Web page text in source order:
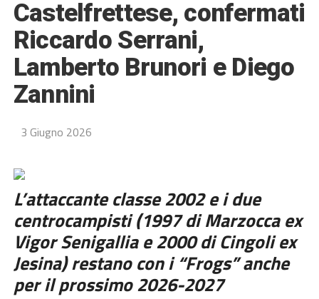
Castelfrettese, confermati
Riccardo Serrani,
Lamberto Brunori e Diego
Zannini
3 Giugno 2026
L’attaccante classe 2002 e i due
centrocampisti (1997 di Marzocca ex
Vigor Senigallia e 2000 di Cingoli ex
Jesina) restano con i “Frogs” anche
per il prossimo 2026-2027